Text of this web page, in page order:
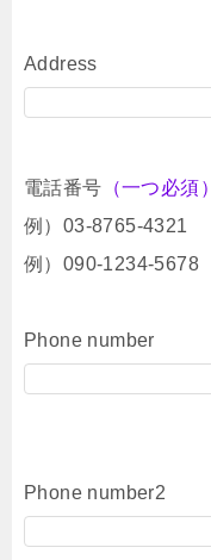
Address
電話番号 （一つ必須）
例）03-8765-4321
例）090-1234-5678
Phone number
Phone number2